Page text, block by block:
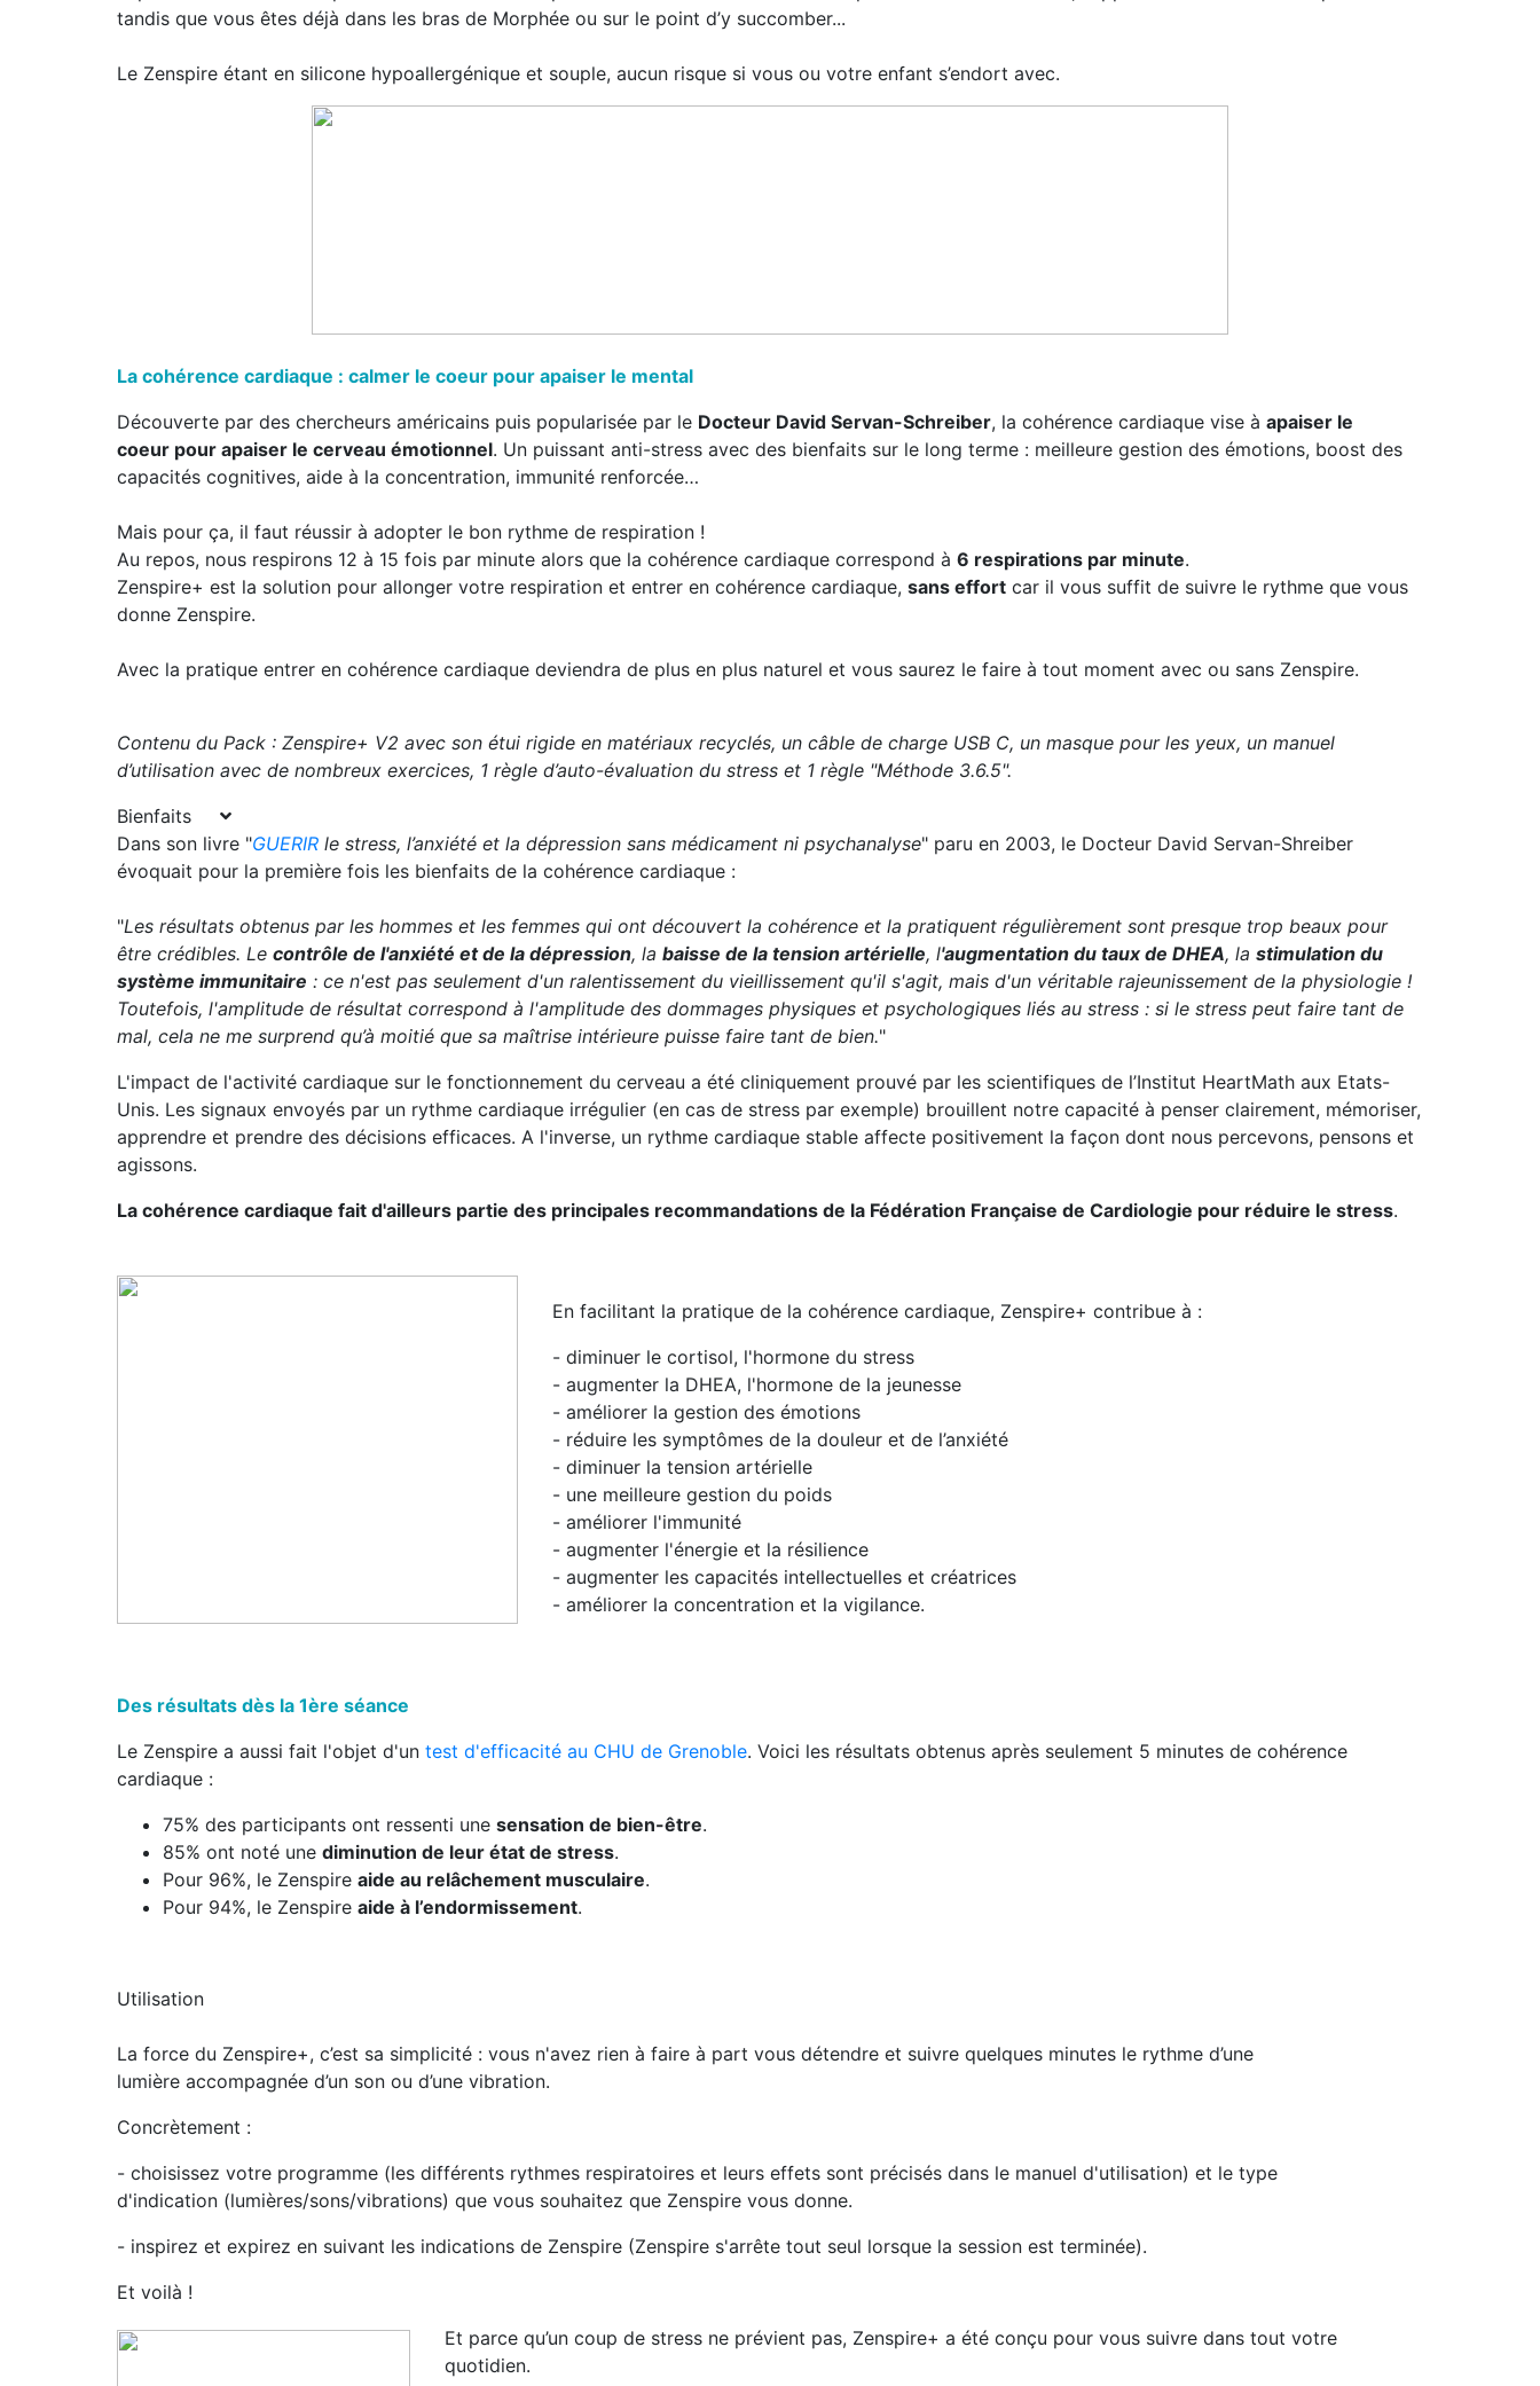
tandis que vous êtes déjà dans les bras de Morphée ou sur le point d’y succomber...
Le Zenspire étant en silicone hypoallergénique et souple, aucun risque si vous ou votre enfant s’endort avec.
La cohérence cardiaque : calmer le coeur pour apaiser le mental
Découverte par des chercheurs américains puis popularisée par le Docteur David Servan-Schreiber, la cohérence cardiaque vise à apaiser le
coeur pour apaiser le cerveau émotionnel. Un puissant anti-stress avec des bienfaits sur le long terme : meilleure gestion des émotions, boost des
capacités cognitives, aide à la concentration, immunité renforcée…
Mais pour ça, il faut réussir à adopter le bon rythme de respiration !
Au repos, nous respirons 12 à 15 fois par minute alors que la cohérence cardiaque correspond à 6 respirations par minute.
Zenspire+ est la solution pour allonger votre respiration et entrer en cohérence cardiaque, sans effort car il vous suffit de suivre le rythme que vous
donne Zenspire.
Avec la pratique entrer en cohérence cardiaque deviendra de plus en plus naturel et vous saurez le faire à tout moment avec ou sans Zenspire.
Contenu du Pack : Zenspire+ V2 avec son étui rigide en matériaux recyclés, un câble de charge USB C, un masque pour les yeux, un manuel
d’utilisation avec de nombreux exercices, 1 règle d’auto-évaluation du stress et 1 règle "Méthode 3.6.5".
Bienfaits
Dans son livre "GUERIR le stress, l’anxiété et la dépression sans médicament ni psychanalyse" paru en 2003, le Docteur David Servan-Shreiber
évoquait pour la première fois les bienfaits de la cohérence cardiaque :
"Les résultats obtenus par les hommes et les femmes qui ont découvert la cohérence et la pratiquent régulièrement sont presque trop beaux pour
être crédibles. Le contrôle de l'anxiété et de la dépression, la baisse de la tension artérielle, l'augmentation du taux de DHEA, la stimulation du
système immunitaire : ce n'est pas seulement d'un ralentissement du vieillissement qu'il s'agit, mais d'un véritable rajeunissement de la physiologie !
Toutefois, l'amplitude de résultat correspond à l'amplitude des dommages physiques et psychologiques liés au stress : si le stress peut faire tant de
mal, cela ne me surprend qu’à moitié que sa maîtrise intérieure puisse faire tant de bien."
L'impact de l'activité cardiaque sur le fonctionnement du cerveau a été cliniquement prouvé par les scientifiques de l’Institut HeartMath aux Etats-
Unis. Les signaux envoyés par un rythme cardiaque irrégulier (en cas de stress par exemple) brouillent notre capacité à penser clairement, mémoriser,
apprendre et prendre des décisions efficaces. A l'inverse, un rythme cardiaque stable affecte positivement la façon dont nous percevons, pensons et
agissons.
La cohérence cardiaque fait d'ailleurs partie des principales recommandations de la Fédération Française de Cardiologie pour réduire le stress.
En facilitant la pratique de la cohérence cardiaque, Zenspire+ contribue à :
- diminuer le cortisol, l'hormone du stress
- augmenter la DHEA, l'hormone de la jeunesse
- améliorer la gestion des émotions
- réduire les symptômes de la douleur et de l’anxiété
- diminuer la tension artérielle
- une meilleure gestion du poids
- améliorer l'immunité
- augmenter l'énergie et la résilience
- augmenter les capacités intellectuelles et créatrices
- améliorer la concentration et la vigilance.
Des résultats dès la 1ère séance
Le Zenspire a aussi fait l'objet d'un test d'efficacité au CHU de Grenoble. Voici les résultats obtenus après seulement 5 minutes de cohérence
cardiaque :
75% des participants ont ressenti une sensation de bien-être.
85% ont noté une diminution de leur état de stress.
Pour 96%, le Zenspire aide au relâchement musculaire.
Pour 94%, le Zenspire aide à l’endormissement.
Utilisation
La force du Zenspire+, c’est sa simplicité : vous n'avez rien à faire à part vous détendre et suivre quelques minutes le rythme d’une
lumière accompagnée d’un son ou d’une vibration.
Concrètement :
- choisissez votre programme (les différents rythmes respiratoires et leurs effets sont précisés dans le manuel d'utilisation) et le type
d'indication (lumières/sons/vibrations) que vous souhaitez que Zenspire vous donne.
- inspirez et expirez en suivant les indications de Zenspire (Zenspire s'arrête tout seul lorsque la session est terminée).
Et voilà !
Et parce qu’un coup de stress ne prévient pas, Zenspire+ a été conçu pour vous suivre dans tout votre
quotidien.